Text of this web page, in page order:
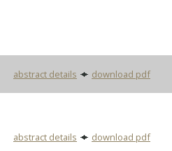
abstract details download pdf
abstract details
download pdf